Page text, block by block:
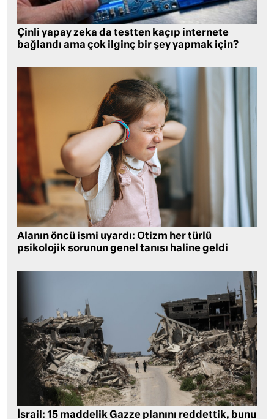
Çinli yapay zeka da testten kaçıp internete
bağlandı ama çok ilginç bir şey yapmak için?
Alanın öncü ismi uyardı: Otizm her türlü
psikolojik sorunun genel tanısı haline geldi
İsrail: 15 maddelik Gazze planını reddettik, bunu